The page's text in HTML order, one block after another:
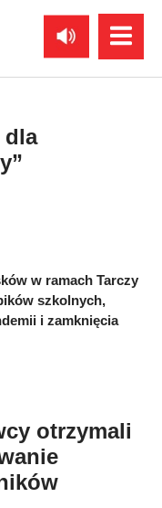
dla
w ramach Tarczy
szkolnych,
i zamknięcia
otrzymali